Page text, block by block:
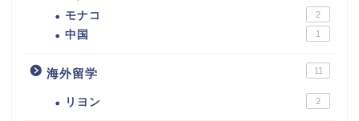
モナコ 2
中国 1
海外留学 11
リヨン 2